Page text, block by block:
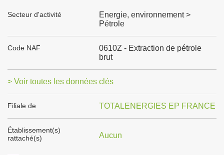
Secteur d'activité
Energie, environnement >
Pétrole
Code NAF
0610Z - Extraction de pétrole
brut
> Voir toutes les données clés
Filiale de TOTALENERGIES EP FRANCE
Établissement(s)
rattaché(s)
Aucun